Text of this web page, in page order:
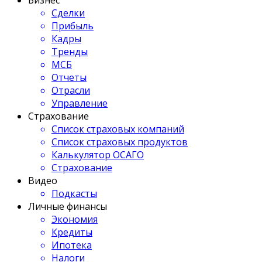
Сделки
Прибыль
Кадры
Тренды
МСБ
Отчеты
Отрасли
Управление
Страхование
Список страховых компаний
Список страховых продуктов
Калькулятор ОСАГО
Страхование
Видео
Подкасты
Личные финансы
Экономия
Кредиты
Ипотека
Налоги